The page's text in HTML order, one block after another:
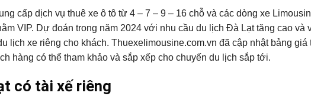
cấp dịch vụ thuê xe ô tô từ 4 – 7 – 9 – 16 chỗ và các dòng xe
VIP. Dự đoán trong năm 2024 với nhu cầu du lịch Đà Lạt tăng cao và
lịch xe riêng cho khách. Thuexelimousine.com.vn đã cập nhật bảng giá
hàng có thể tham khảo và sắp xếp cho chuyến du lịch sắp tới.
có tài xế riêng